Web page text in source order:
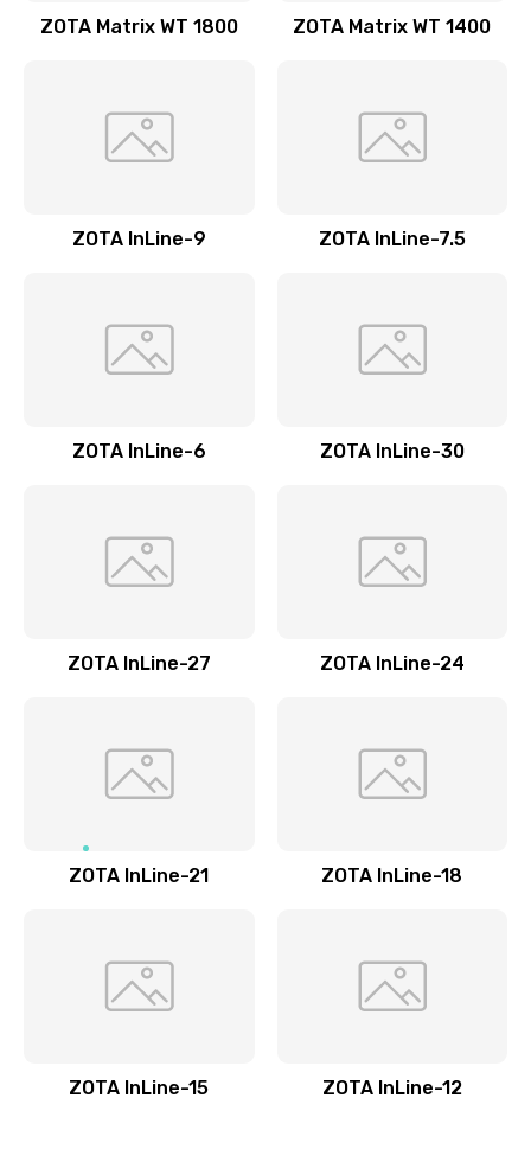
ZOTA Matrix WT 1800 ZOTA Matrix WT 1400
ZOTA InLine-9 ZOTA InLine-7.5
ZOTA InLine-6 ZOTA InLine-30
ZOTA InLine-27 ZOTA InLine-24
ZOTA InLine-21 ZOTA InLine-18
ZOTA InLine-15 ZOTA InLine-12